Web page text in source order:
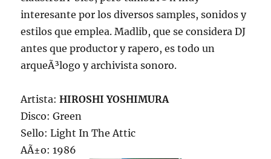
interesante por los diversos samples, sonidos y
estilos que emplea. Madlib, que se considera DJ
antes que productor y rapero, es todo un
arqueÃ³logo y archivista sonoro.
Artista:HIROSHI YOSHIMURA
Disco: Green
Sello: Light In The Attic
AÃ±o: 1986